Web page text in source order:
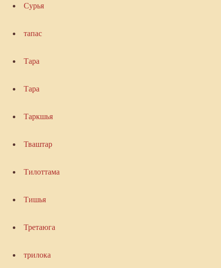
Сурья
тапас
Тара
Тара
Таркшья
Тваштар
Тилоттама
Тишья
Третаюга
трилока